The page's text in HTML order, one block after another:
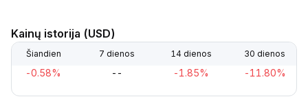
Kainų istorija (USD)
Šiandien 7 dienos 14 dienos 30 dienos
-0.58% -- -1.85% -11.80%